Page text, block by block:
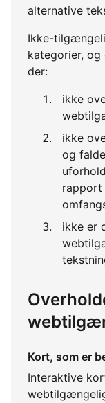
alternative
Ikke-
kategorier, og
der:
ikke
ikke
og
rapport
ikke er
Kort, som er
Interaktive